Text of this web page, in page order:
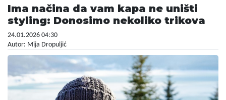
Ima načina da vam kapa ne uništi
styling: Donosimo nekoliko trikova
24.01.2026 04:30
Autor: Mija Dropuljić